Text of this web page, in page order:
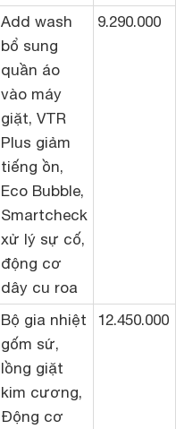
Add wash
bổ sung
quần áo
vào máy
giặt, VTR
Plus giảm
tiếng ồn,
Eco Bubble,
Smartcheck
xử lý sự cố,
động cơ
dây cu roa
9.290.000
Bộ gia nhiệt
gốm sứ,
lồng giặt
kim cương,
Động cơ
12.450.000